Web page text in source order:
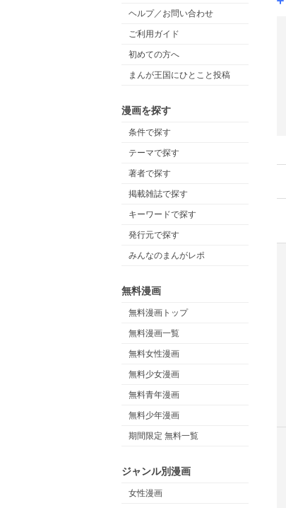
ヘルプ／お問い合わせ
ご利用ガイド
初めての方へ
まんが王国にひとこと投稿
漫画を探す
条件で探す
テーマで探す
著者で探す
掲載雑誌で探す
キーワードで探す
発行元で探す
みんなのまんがレポ
無料漫画
無料漫画トップ
無料漫画一覧
無料女性漫画
無料少女漫画
無料青年漫画
無料少年漫画
期間限定 無料一覧
ジャンル別漫画
女性漫画